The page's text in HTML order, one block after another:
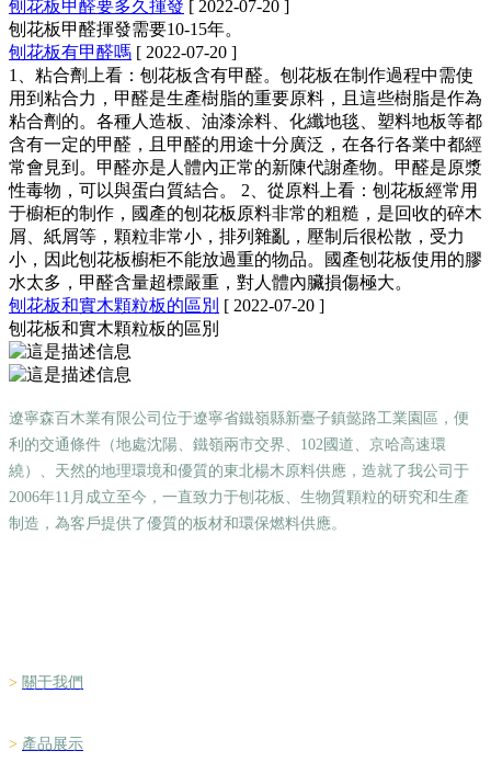
刨花板甲醛要多久揮發 [ 2022-07-20 ]
刨花板甲醛揮發需要10-15年。
刨花板有甲醛嗎 [ 2022-07-20 ]
1、粘合劑上看：刨花板含有甲醛。刨花板在制作過程中需使
用到粘合力，甲醛是生產樹脂的重要原料，且這些樹脂是作為
粘合劑的。各種人造板、油漆涂料、化纖地毯、塑料地板等都
含有一定的甲醛，且甲醛的用途十分廣泛，在各行各業中都經
常會見到。甲醛亦是人體內正常的新陳代謝產物。甲醛是原漿
性毒物，可以與蛋白質結合。 2、從原料上看：刨花板經常用
于櫥柜的制作，國產的刨花板原料非常的粗糙，是回收的碎木
屑、紙屑等，顆粒非常小，排列雜亂，壓制后很松散，受力
小，因此刨花板櫥柜不能放過重的物品。國產刨花板使用的膠
水太多，甲醛含量超標嚴重，對人體內臟損傷極大。
刨花板和實木顆粒板的區別 [ 2022-07-20 ]
刨花板和實木顆粒板的區別
遼寧森百木業有限公司位于遼寧省鐵嶺縣新臺子鎮懿路工業園區，便
利的交通條件（地處沈陽、鐵嶺兩市交界、102國道、京哈高速環
繞）、天然的地理環境和優質的東北楊木原料供應，造就了我公司于
2006年11月成立至今，一直致力于刨花板、生物質顆粒的研究和生產
制造，為客戶提供了優質的板材和環保燃料供應。
> 關于我們
> 產品展示